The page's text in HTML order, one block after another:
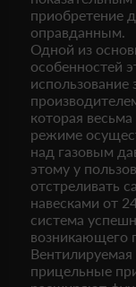
приобретение
оправданным.
Одной из
особенностей
использование
которая
режиме
над газовым
этому у
отстреливать
навесками от
система
возникающего
прицельные